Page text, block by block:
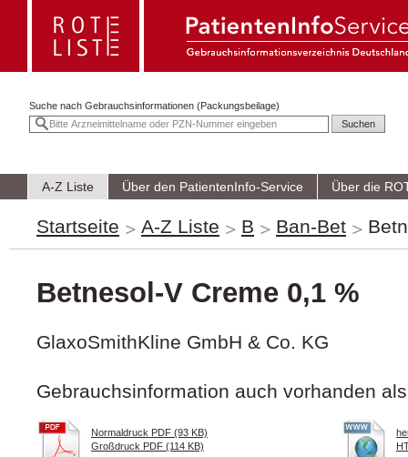
Suche nach Gebrauchsinformationen (Packungsbeilage)
A-Z Liste Über den PatientenInfo-Service Über die
Startseite A-Z Liste B Ban-Bet
Betnesol-V Creme 0,1 %
GlaxoSmithKline GmbH & Co. KG
Gebrauchsinformation auch vorhanden
Normaldruck PDF (93 KB)
Großdruck PDF (114 KB)